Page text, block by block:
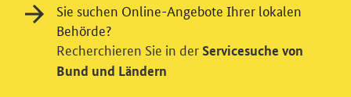
Videodienst
Wir bitten Sie an dieser Stelle um Ihre Einwilligung für
verschiedene Zusatzdienste unserer Webseite: Wir
möchten die Nutzeraktivität mit Hilfe
Sie suchen Online-Angebote Ihrer lokalen
Behörde?
Recherchieren Sie in der Servicesuche von
Bund und Ländern